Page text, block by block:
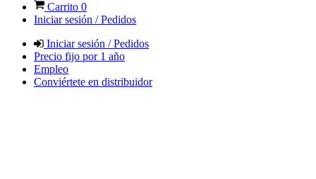
Carrito 0
Iniciar sesión / Pedidos
Iniciar sesión / Pedidos
Precio fijo por 1 año
Empleo
Conviértete en distribuidor